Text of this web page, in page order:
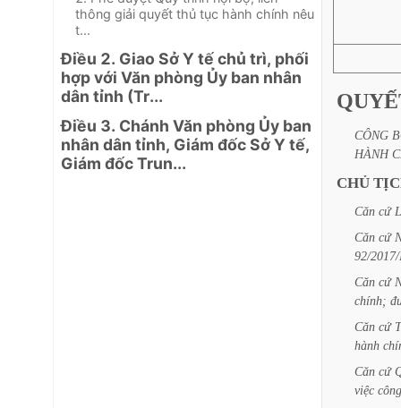
thông giải quyết thủ tục hành chính nêu
t...
Điều 2. Giao Sở Y tế chủ trì, phối
hợp với Văn phòng Ủy ban nhân
dân tỉnh (Tr...
Điều 3. Chánh Văn phòng Ủy ban
nhân dân tỉnh, Giám đốc Sở Y tế,
Giám đốc Trun...
CÔNG
HÀNH
CHỦ
Căn cứ
Căn cứ
92/
Căn cứ
chính;
Căn cứ
hành
Căn cứ
việc công